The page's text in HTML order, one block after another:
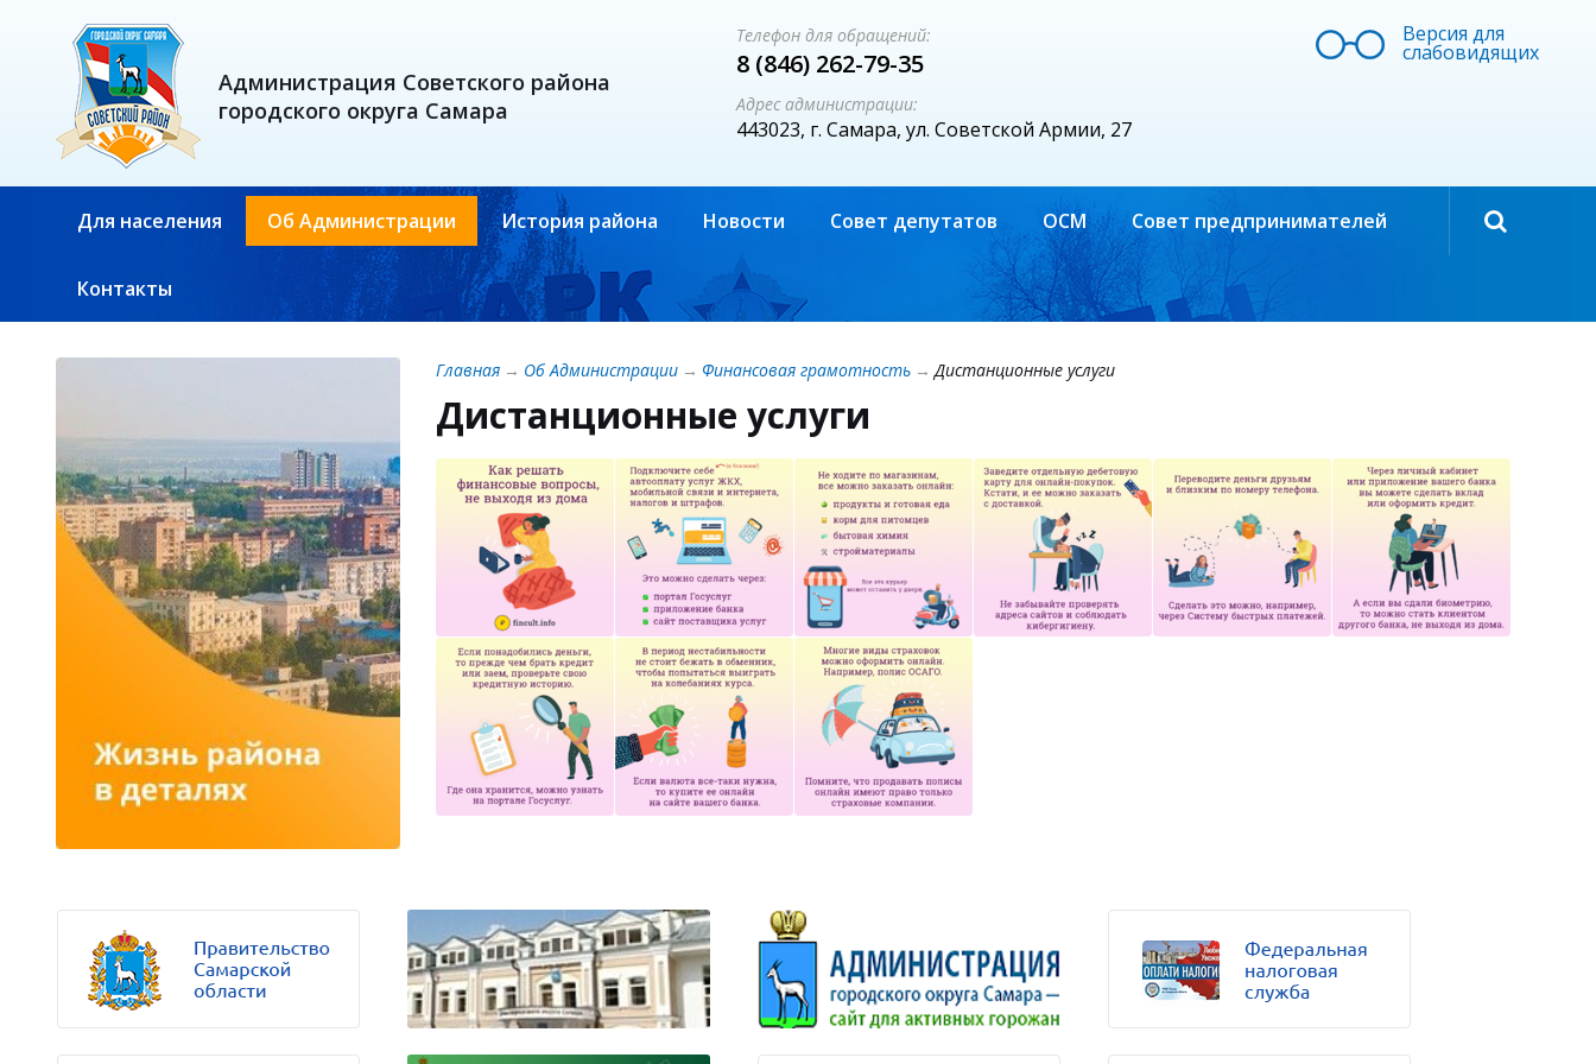
Администрация Советского района
городского округа Самара
Телефон для обращений:
8 (846) 262-79-35
Адрес администрации:
443023, г. Самара, ул. Советской Армии, 27
Версия для
слабовидящих
Для населения Об Администрации История района Новости Совет депутатов ОСМ Совет предпринимателей
Контакты
Главная → Об Администрации → Финансовая грамотность → Дистанционные услуги
Дистанционные услуги